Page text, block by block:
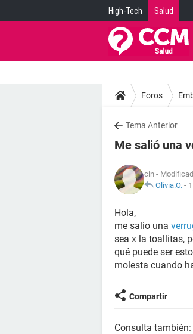
High-Tech Salud
Foros
Tema Anterior
Me salió una
cin -
Olivia.O. -
Hola,
me salio una
sea x la toallitas,
qué puede ser
molesta cuando
Compartir
Consulta también: